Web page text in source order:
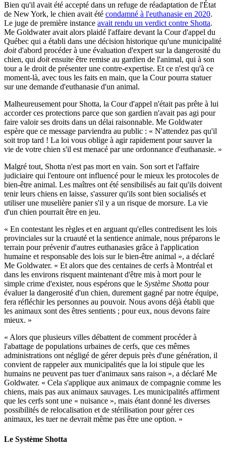
Bien qu'il avait été accepté dans un refuge de réadaptation de l'État
de New York, le chien avait été condamné à l'euthanasie en 2020.
Le juge de première instance avait rendu un verdict contre Shotta.
Me Goldwater avait alors plaidé l'affaire devant la Cour d'appel du
Québec qui a établi dans une décision historique qu'une municipalité
doitd'abord procéder à une évaluation d'expert sur la dangerosité du
chien, qui doitensuite être remise au gardien de l'animal, qui à son
tour a le droit de présenter une contre-expertise. Et ce n'est qu'à ce
moment-là, avec tous les faits en main, que la Cour pourra statuer
sur une demande d'euthanasie d'un animal.
Malheureusement pour Shotta, la Cour d'appel n'était pas prête à lui
accorder ces protections parce que son gardien n'avait pas agi pour
faire valoir ses droits dans un délai raisonnable. Me Goldwater
espère que ce message parviendra au public : « N'attendez pas qu'il
soit trop tard ! La loi vous oblige à agir rapidement pour sauver la
vie de votre chien s'il est menacé par une ordonnance d'euthanasie. »
Malgré tout, Shotta n'est pas mort en vain. Son sort et l'affaire
judiciaire qui l'entoure ont influencé pour le mieux les protocoles de
bien-être animal. Les maîtres ont été sensibilisés au fait qu'ils doivent
tenir leurs chiens en laisse, s'assurer qu'ils sont bien socialisés et
utiliser une muselière panier s'il y a un risque de morsure. La vie
d'un chien pourrait être en jeu.
« En contestant les règles et en arguant qu'elles contredisent les lois
provinciales sur la cruauté et la sentience animale, nous préparons le
terrain pour prévenir d'autres euthanasies grâce à l'application
humaine et responsable des lois sur le bien-être animal », a déclaré
Me Goldwater. « Et alors que des centaines de cerfs à Montréal et
dans les environs risquent maintenant d'être mis à mort pour le
simple crime d'exister, nous espérons que le Système Shotta pour
évaluer la dangerosité d'un chien, durement gagné par notre équipe,
fera réfléchir les personnes au pouvoir. Nous avons déjà établi que
les animaux sont des êtres sentients ; pour eux, nous devons faire
mieux. »
« Alors que plusieurs villes débattent de comment procéder à
l'abattage de populations urbaines de cerfs, que ces mêmes
administrations ont négligé de gérer depuis près d'une génération, il
convient de rappeler aux municipalités que la loi stipule que les
humains ne peuvent pas tuer d'animaux sans raison », a déclaré Me
Goldwater. « Cela s'applique aux animaux de compagnie comme les
chiens, mais pas aux animaux sauvages. Les municipalités affirment
que les cerfs sont une « nuisance », mais étant donné les diverses
possibilités de relocalisation et de stérilisation pour gérer ces
animaux, les tuer ne devrait même pas être une option. »
Le Système Shotta